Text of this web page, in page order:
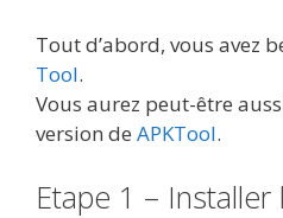
Tout d’abord, vous avez
Tool.
Vous aurez peut-être
version de APKTool.
Etape 1 – Installer